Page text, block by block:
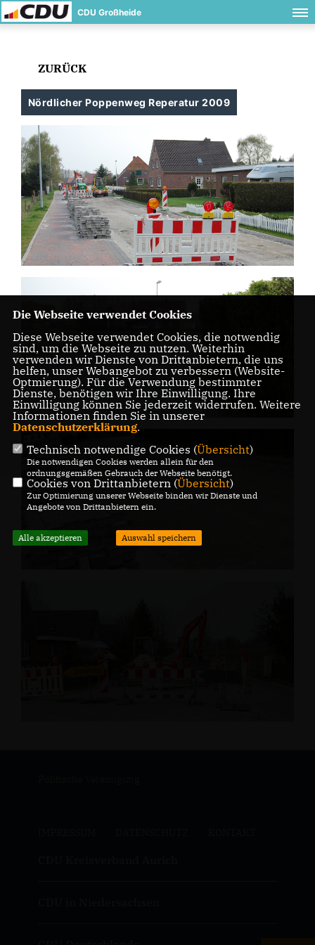
CDU Großheide
ZURÜCK
Nördlicher Poppenweg Reperatur 2009
Die Webseite verwendet Cookies
Diese Webseite verwendet Cookies, die notwendig
sind, um die Webseite zu nutzen. Weiterhin
verwenden wir Dienste von Drittanbietern, die uns
helfen, unser Webangebot zu verbessern (Website-
Optmierung). Für die Verwendung bestimmter
Dienste, benötigen wir Ihre Einwilligung. Ihre
Einwilligung können Sie jederzeit widerrufen. Weitere
Informationen finden Sie in unserer
Datenschutzerklärung.
Technisch notwendige Cookies (Übersicht)
Die notwendigen Cookies werden allein für den
ordnungsgemäßen Gebrauch der Webseite benötigt.
Cookies von Drittanbietern (Übersicht)
Zur Optimierung unserer Webseite binden wir Dienste und
Angebote von Drittanbietern ein.
Alle akzeptieren Auswahl speichern